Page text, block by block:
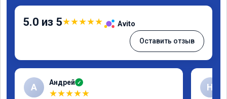
5.0 из 5★★★★★ Avito
Оставить отзыв
А Андрей ✓
★★★★★
Н